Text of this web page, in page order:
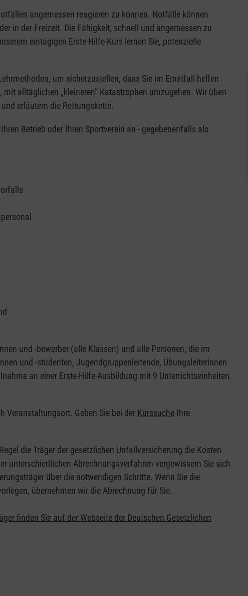
angemessen reagieren zu können. Notfälle können
in der Freizeit. Die Fähigkeit, schnell und angemessen zu
eintägigen Erste-Hilfe-Kurs lernen Sie, potenzielle
um sicherzustellen, dass Sie im Ernstfall helfen
alltäglichen „kleineren” Katastrophen umzugehen. Wir üben
erläutern die Rettungskette.
Betrieb oder Ihren Sportverein an - gegebenenfalls als
und -bewerber (alle Klassen) und alle Personen, die im
und -studenten, Jugendgruppenleitende, Übungsleiterinnen
an einer Erste-Hilfe-Ausbildung mit 9 Unterrichtseinheiten.
Veranstaltungsort. Geben Sie bei der Kurssuche Ihre
die Träger der gesetzlichen Unfallversicherung die Kosten
unterschiedlichen Abrechnungsverfahren vergewissern Sie sich
über die notwendigen Schritte. Wenn Sie die
übernehmen wir die Abrechnung für Sie.
finden Sie auf der Webseite der Deutschen Gesetzlichen